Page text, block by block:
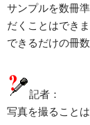
サンプルを数冊
だくことはでき
できるだけの冊
記者：
写真を撮ること